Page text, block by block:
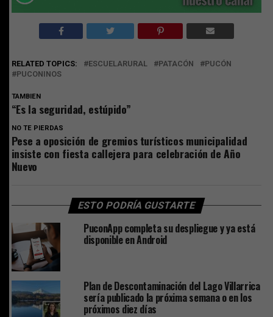
RELATED TOPICS: ESCUELARURAL PATACÓN
PUCÓN
PUCONINOS
TAMBIEN
“Es la seguridad, estúpido”
NO TE PIERDAS
Pese a oposición de gremios turísticos municipalidad
insiste con fiesta callejera para celebración de Año
Nuevo
ESTO PODRÍA GUSTARTE
PuconApp completa su despliegue y ya está
disponible en Android
Plan de Descontaminación del Lago Villarrica
sería publicado la próxima semana o en los
próximos diez días